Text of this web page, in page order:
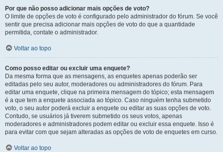
Por que não posso adicionar mais opções de voto?
O limite de opções de voto é configurado pelo administrador do fórum. Se você
sentir que precisa adicionar mais opções de voto do que a quantidade
permitida, contate o administrador.
Voltar ao topo
Como posso editar ou excluir uma enquete?
Da mesma forma que as mensagens, as enquetes apenas poderão ser
editadas pelo seu autor, moderadores ou administradores do fórum. Para
editar uma enquete, clique na primeira mensagem do tópico; esta mensagem
é a que tem a enquete associada ao tópico. Caso ninguém tenha submetido
voto, o seu autor poderá excluir a enquete ou editar as suas opções de voto.
Contudo, se usuários já tiverem submetido os seus votos, apenas
moderadores e administradores podem editar ou excluir essa enquete. Isso é
para evitar com que sejam alteradas as opções de voto de enquetes em curso.
Voltar ao topo